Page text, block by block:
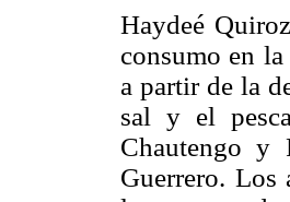
Haydeé
consumo en
a partir de la
sal y el
Chautengo y
Guerrero. Los